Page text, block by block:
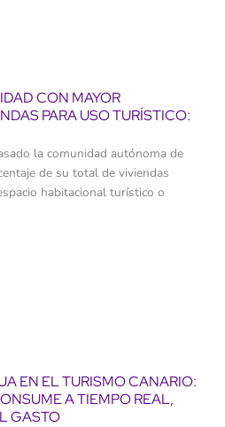
CON MAYOR
PARA USO TURÍSTICO:
la comunidad autónoma de
de su total de viviendas
habitacional turístico o
EN EL TURISMO CANARIO:
A TIEMPO REAL,
GASTO